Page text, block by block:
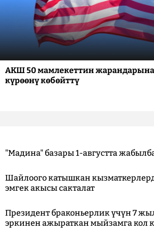
АКШ 50 мамлекеттин
күрөөнү көбөйттү
"Мадина" базары 1-августта
Шайлоого катышкан
эмгек акысы сакталат
Президент браконьерлик үчүн 7
эркинен ажыраткан мыйзамга кол